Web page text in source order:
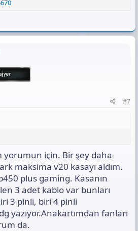
#7
yorumun için. Bir şey daha
maksima v20 kasayı aldım.
plus gaming. Kasanın
3 adet kablo var bunları
3 pinli, biri 4 pinli
yazıyor.Anakartımdan fanları
da.